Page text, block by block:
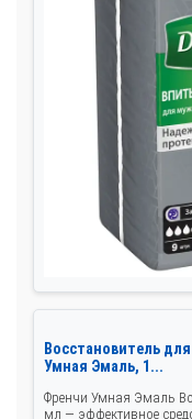
Восстановитель
Умная Эмаль, 1...
Френчи Умная Эмаль
мл — эффективное